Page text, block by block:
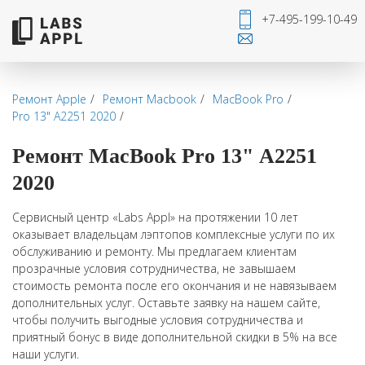
+7-495-199-10-49
Ремонт Apple Ремонт Macbook
MacBook Pro
Pro 13" А2251 2020
Ремонт MacBook Pro 13" А2251
2020
Сервисный центр «Labs Appl» на протяжении 10 лет
оказывает владельцам лэптопов комплексные услуги по их
обслуживанию и ремонту. Мы предлагаем клиентам
прозрачные условия сотрудничества, не завышаем
стоимость ремонта после его окончания и не навязываем
дополнительных услуг. Оставьте заявку на нашем сайте,
чтобы получить выгодные условия сотрудничества и
приятный бонус в виде дополнительной скидки в 5% на все
наши услуги.